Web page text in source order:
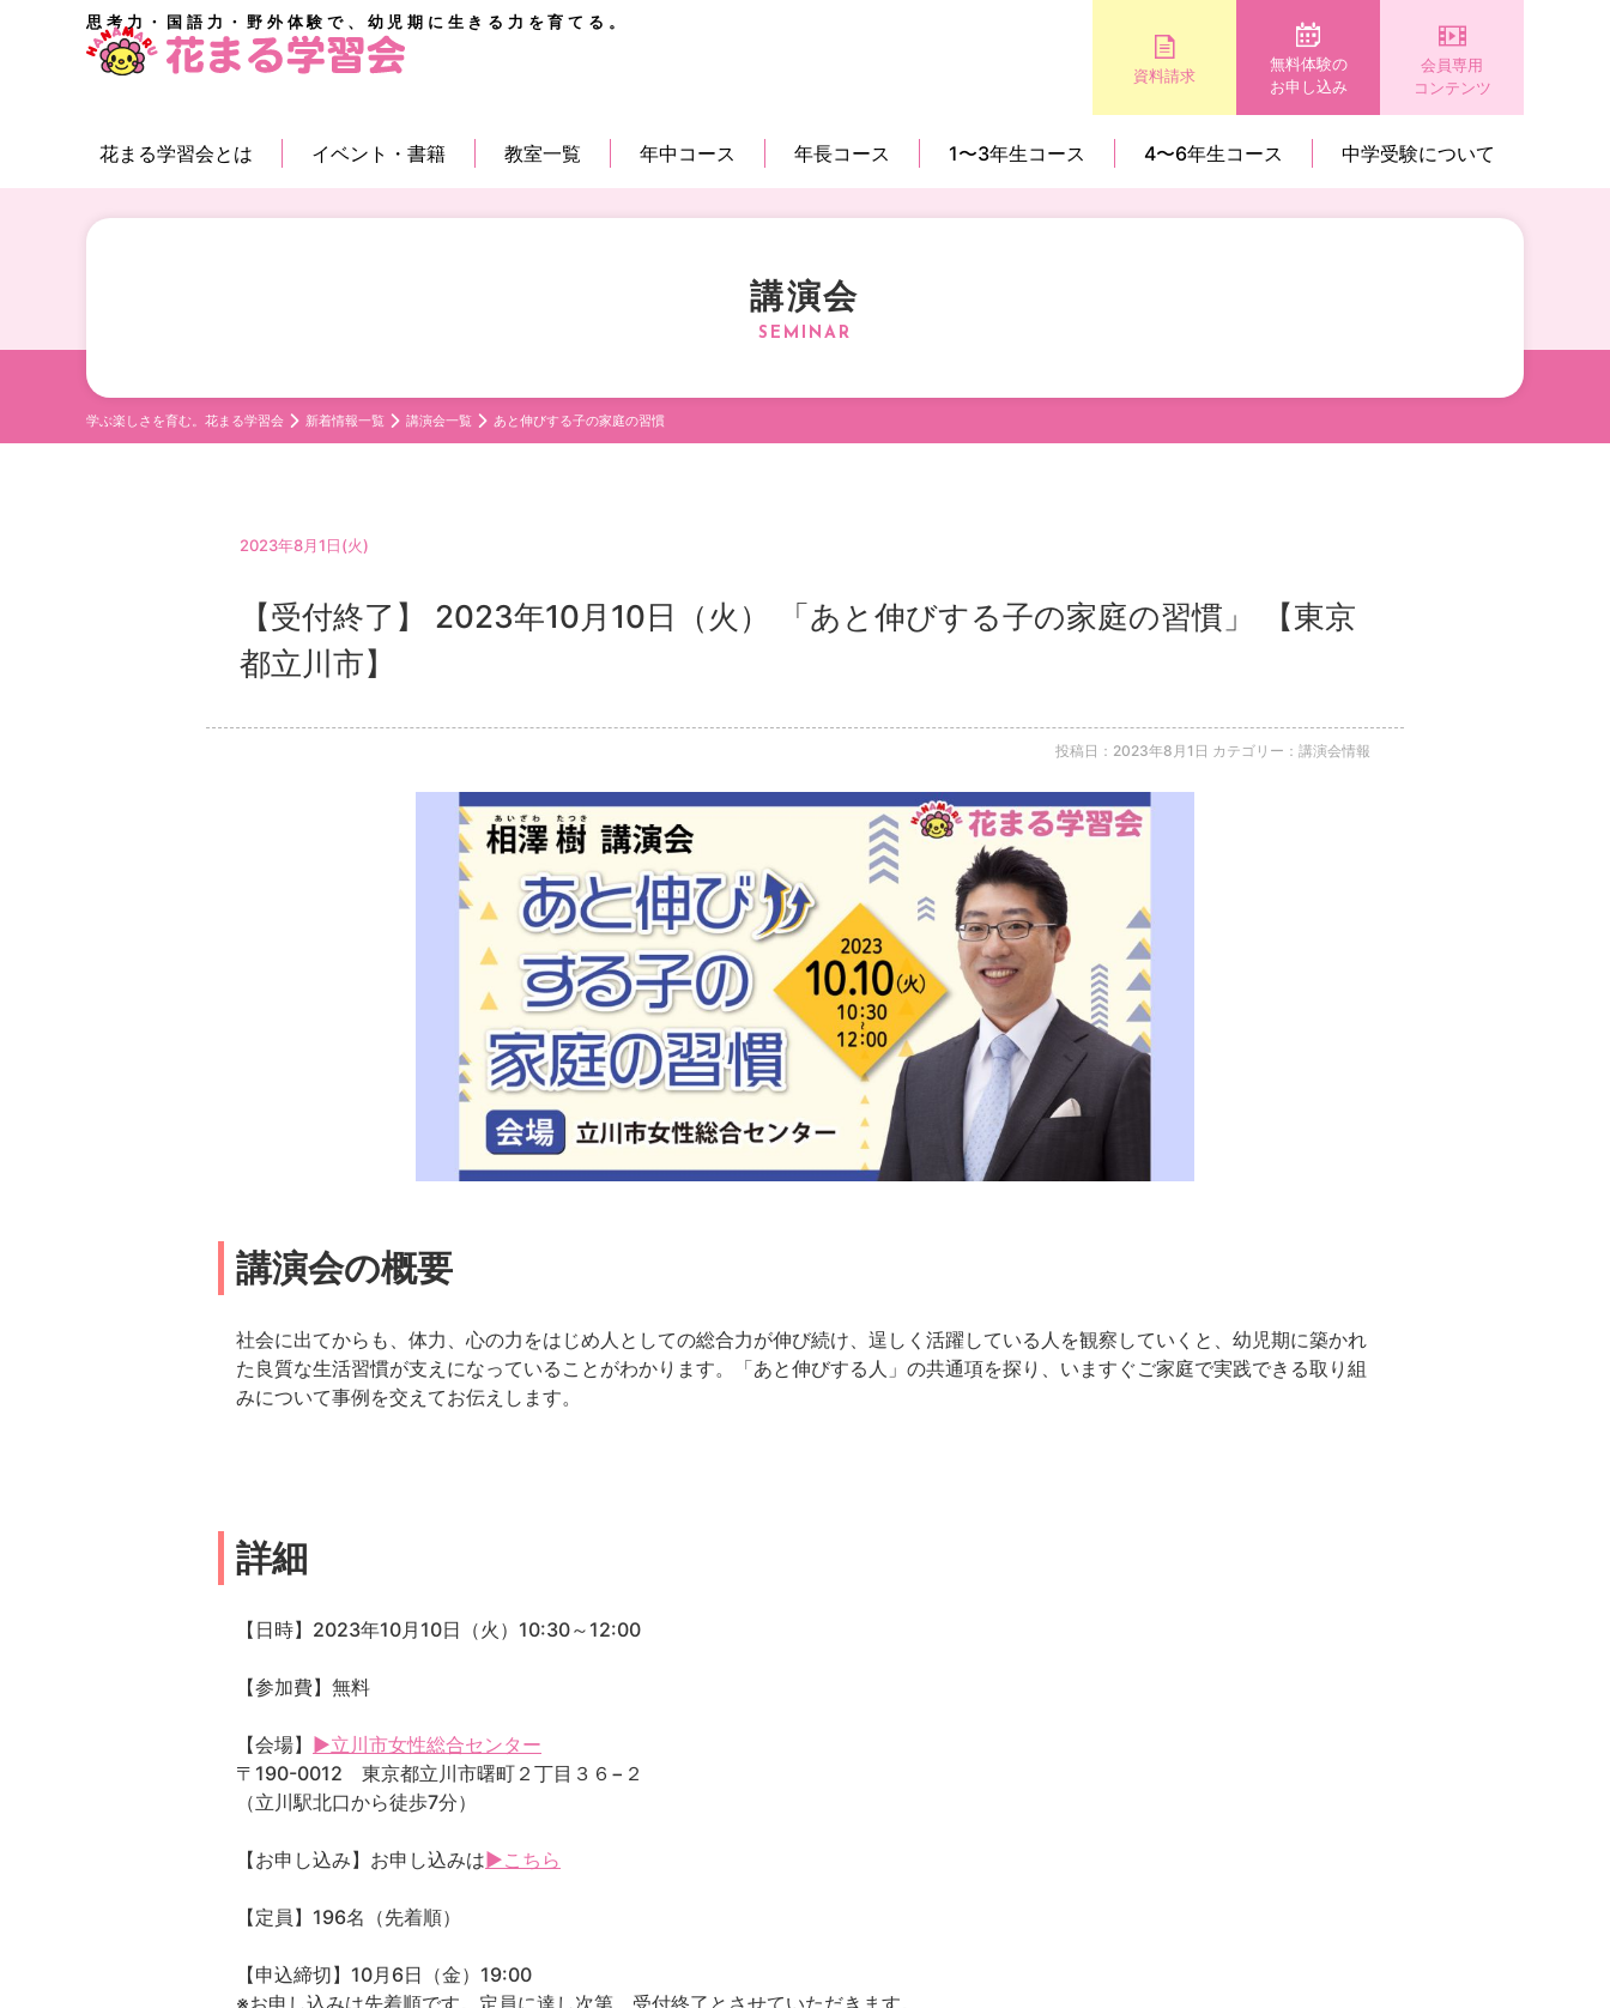
思考力・国語力・野外体験で、幼児期に生きる力を育てる。
資料請求
無料体験の
お申し込み
会員専用
コンテンツ
花まる学習会とは イベント・書籍 教室一覧 年中コース 年長コース 1〜3年生コース 4〜6年生コース 中学受験について
講演会
学ぶ楽しさを育む。花まる学習会 新着情報一覧 講演会一覧 あと伸びする子の家庭の習慣
2023年8月1日(火)
【受付終了】 2023年10月10日（火） 「あと伸びする子の家庭の習慣」 【東京
都立川市】
投稿日：2023年8月1日 カテゴリー：講演会情報
講演会の概要
社会に出てからも、体力、心の力をはじめ人としての総合力が伸び続け、逞しく活躍している人を観察していくと、幼児期に築かれ
た良質な生活習慣が支えになっていることがわかります。「あと伸びする人」の共通項を探り、いますぐご家庭で実践できる取り組
みについて事例を交えてお伝えします。
詳細
【日時】2023年10月10日（火）10:30～12:00
【参加費】無料
【会場】 ▶立川市女性総合センター
〒190-0012 東京都立川市曙町２丁目３６−２
（立川駅北口から徒歩7分）
【お申し込み】お申し込みは▶こちら
【定員】196名（先着順）
【申込締切】10月6日（金）19:00
※お申し込みは先着順です。定員に達し次第、受付終了とさせていただきます。